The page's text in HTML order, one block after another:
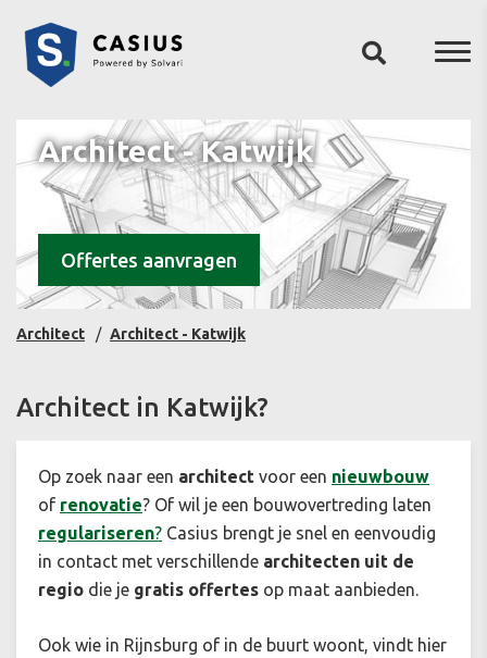
Architect - Katwijk
Offertes aanvragen
Architect Architect - Katwijk
Architect in Katwijk?
Op zoek naar een architect voor een nieuwbouw
of renovatie? Of wil je een bouwovertreding laten
regulariseren? Casius brengt je snel en eenvoudig
in contact met verschillende architecten uit de
regio die je gratis offertes op maat aanbieden.
Ook wie in Rijnsburg of in de buurt woont, vindt hier